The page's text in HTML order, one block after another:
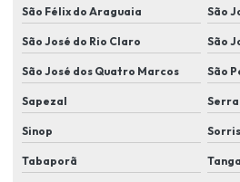
Kit de câmera de segurança em lucas do
Kit câmera de segurança residencial
Manutenção de câmera de segurança em
Monitoramento eletrônico
Monitoramento eletrônico de alarme
Monitoramento eletrônico em lucas do rio
São Félix do Araguaia São
São José do Rio Claro São
São José dos Quatro Marcos São
Sapezal Serra
Sinop
Tabaporã